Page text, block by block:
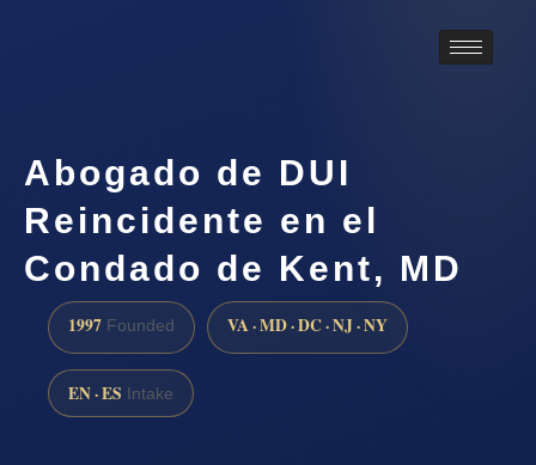
Abogado de DUI
Reincidente en el
Condado de Kent, MD
1997 Founded VA · MD · DC · NJ · NY
EN · ES Intake